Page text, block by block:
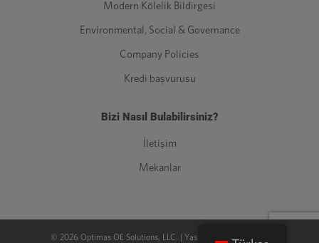
Modern Kölelik Bildirgesi
Environmental, Social & Governance
Company Policies
Kredi başvurusu
Bizi Nasıl Bulabilirsiniz?
İletişim
Mekanlar
© 2026 Optimas OE Solutions, LLC. | Yasal Gizlilik Politikası